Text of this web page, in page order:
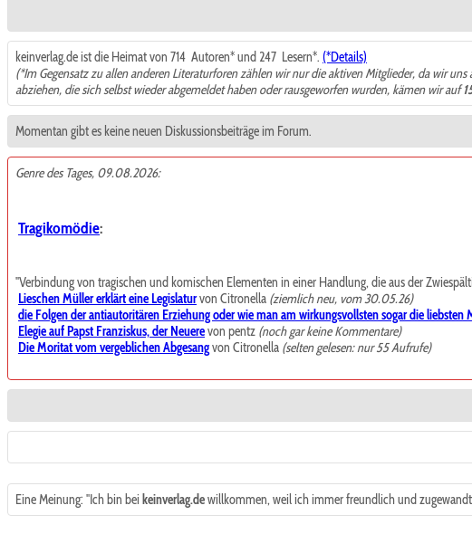
keinverlag.de ist die Heimat von 714 Autoren* und 247 Lesern*. (*Details)
(*Im Gegensatz zu allen anderen Literaturforen zählen wir nur die aktiven Mitglieder, da wir
abziehen, die sich selbst wieder abgemeldet haben oder rausgeworfen wurden, kämen wir auf
Momentan gibt es keine neuen Diskussionsbeiträge im Forum.
Genre des Tages, 09.08.2026:
Tragikomödie:
"Verbindung von tragischen und komischen Elementen in einer Handlung, die aus der
Lieschen Müller erklärt eine Legislaturvon Citronella (ziemlich neu, vom 30.05.26)
die Folgen der antiautoritären Erziehung oder wie man am wirkungsvollsten sogar die liebsten
Elegie auf Papst Franziskus, der Neuerevon pentz (noch gar keine Kommentare)
Die Moritat vom vergeblichen Abgesangvon Citronella (selten gelesen: nur 55 Aufrufe)
Eine Meinung: "Ich bin bei keinverlag.dewillkommen, weil ich immer freundlich und